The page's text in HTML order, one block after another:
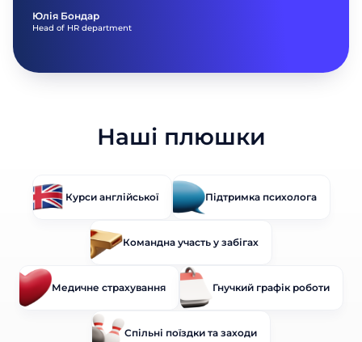
Юлія Бондар
Head of HR department
Наші плюшки
Курси англійської Підтримка психолога
Командна участь у забігах
Медичне страхування Гнучкий графік роботи
Спільні поїздки та заходи